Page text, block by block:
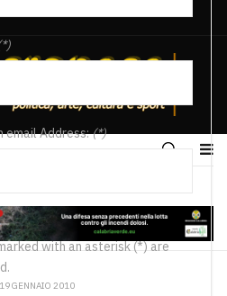
email Address:(*)
with an asterisk (*) are
19 GENNAIO 2010